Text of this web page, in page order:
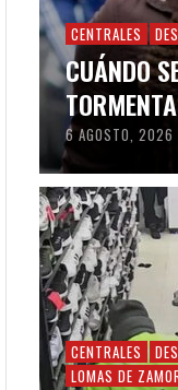
CENTRALES
CUÁNDO
6 AGOSTO, 2026
CENTRALES
LOMAS DE